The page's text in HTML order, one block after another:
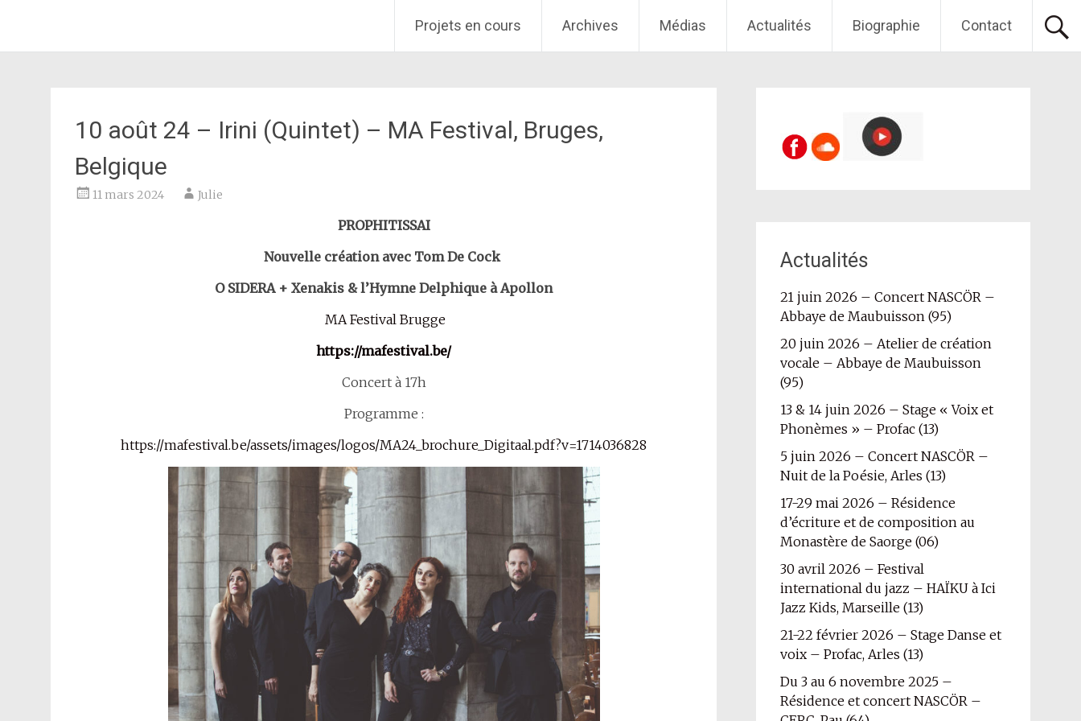
Projets en cours Archives Médias Actualités Biographie Contact
10 août 24 – Irini (Quintet) – MA Festival, Bruges,
Belgique
11 mars 2024 Julie
PROPHITISSAI
Nouvelle création avec Tom De Cock
O SIDERA + Xenakis & l’Hymne Delphique à Apollon
MA Festival Brugge
https://mafestival.be/
Concert à 17h
Programme :
https://mafestival.be/assets/images/logos/MA24_brochure_Digitaal.pdf?v=1714036828
Actualités
21 juin 2026 – Concert NASCÖR –
Abbaye de Maubuisson (95)
20 juin 2026 – Atelier de création
vocale – Abbaye de Maubuisson
(95)
13 & 14 juin 2026 – Stage « Voix et
Phonèmes » – Profac (13)
5 juin 2026 – Concert NASCÖR –
Nuit de la Poésie, Arles (13)
17-29 mai 2026 – Résidence
d’écriture et de composition au
Monastère de Saorge (06)
30 avril 2026 – Festival
international du jazz – HAÏKU à Ici
Jazz Kids, Marseille (13)
21-22 février 2026 – Stage Danse et
voix – Profac, Arles (13)
Du 3 au 6 novembre 2025 –
Résidence et concert NASCÖR –